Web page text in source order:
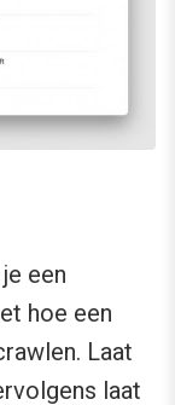
een
hoe een
Laat
laat